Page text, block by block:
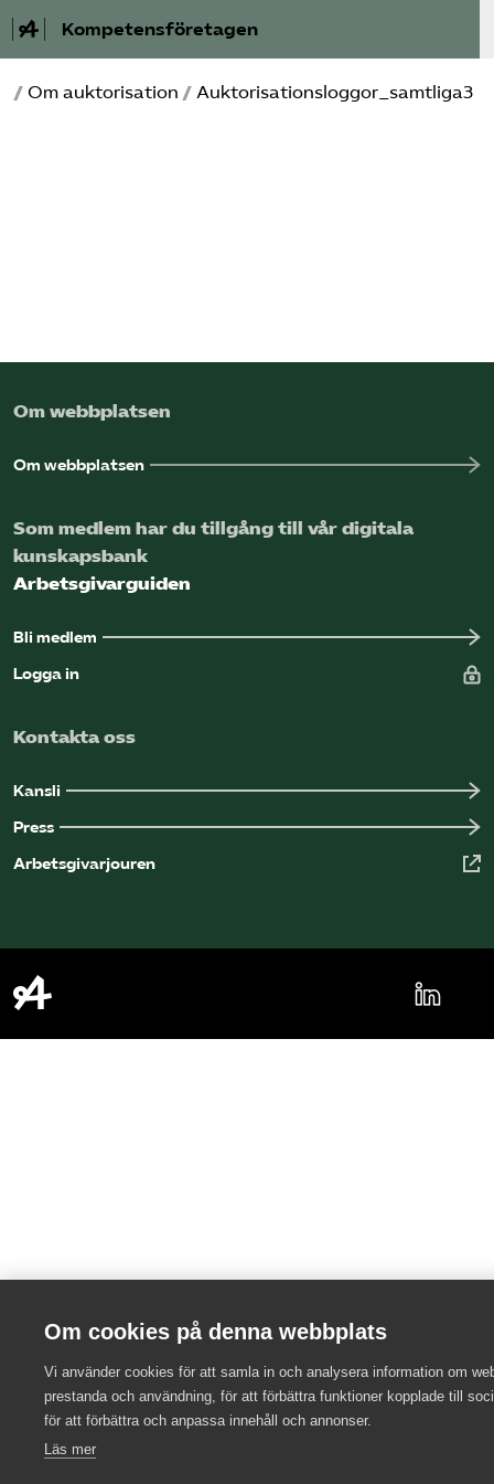
Kompetensföretagen
Aktuellt
Om oss
Webbutik
Mina sidor
Sök på kompetensforetagen.se
/ Om auktorisation / Auktorisationsloggor_samtliga3
Om webbplatsen
Om webbplatsen
Som medlem har du tillgång till vår digitala
kunskapsbank
Arbetsgivarguiden
Bli medlem
Logga in
Kontakta oss
Kansli
Press
Arbetsgivarjouren
Om cookies på denna webbplats
Vi använder cookies för att samla in och analysera information om
prestanda och användning, för att förbättra funktioner kopplade till
för att förbättra och anpassa innehåll och annonser.
Läs mer